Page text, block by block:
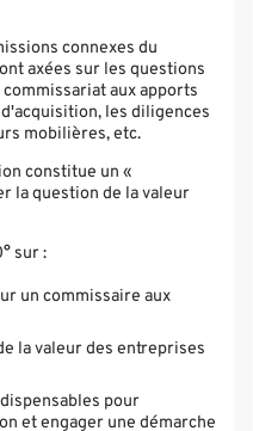
connexes du
axées sur les questions
aux apports
les diligences
mobilières, etc.
constitue un «
la question de la valeur
sur :
un commissaire aux
la valeur des entreprises
pour
et engager une démarche